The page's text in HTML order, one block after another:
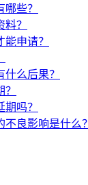
些？
？
申请？
么后果？
吗？
良影响是什么？